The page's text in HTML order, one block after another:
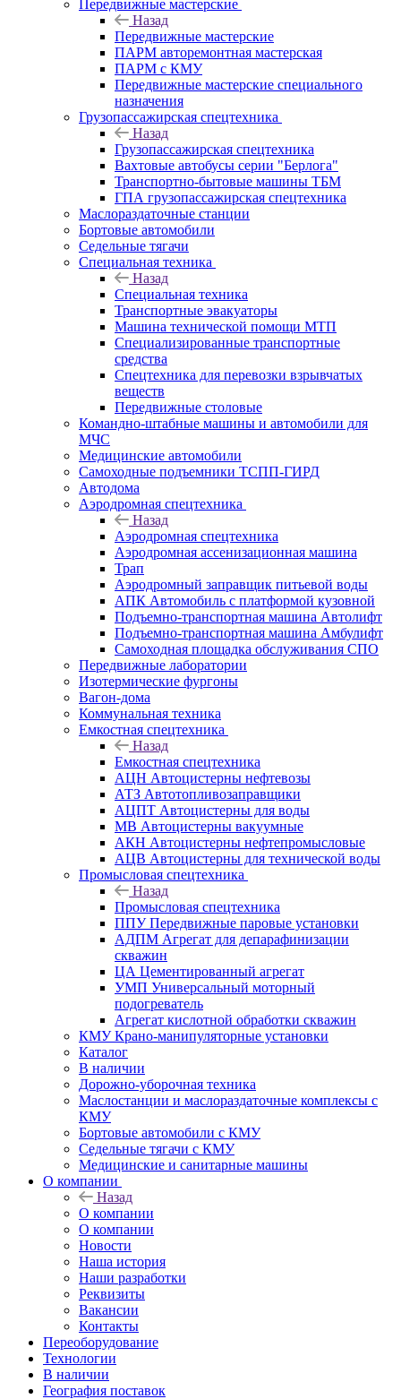
Передвижные мастерские
Назад
Передвижные мастерские
ПАРМ авторемонтная мастерская
ПАРМ с КМУ
Передвижные мастерские специального
назначения
Грузопассажирская спецтехника
Назад
Грузопассажирская спецтехника
Вахтовые автобусы серии "Берлога"
Транспортно-бытовые машины ТБМ
ГПА грузопассажирская спецтехника
Маслораздаточные станции
Бортовые автомобили
Седельные тягачи
Специальная техника
Назад
Специальная техника
Транспортные эвакуаторы
Машина технической помощи МТП
Специализированные транспортные
средства
Спецтехника для перевозки взрывчатых
веществ
Передвижные столовые
Командно-штабные машины и автомобили для
МЧС
Медицинские автомобили
Самоходные подъемники ТСПП-ГИРД
Автодома
Аэродромная спецтехника
Назад
Аэродромная спецтехника
Аэродромная ассенизационная машина
Трап
Аэродромный заправщик питьевой воды
АПК Автомобиль с платформой кузовной
Подъемно-транспортная машина Автолифт
Подъемно-транспортная машина Амбулифт
Самоходная площадка обслуживания СПО
Передвижные лаборатории
Изотермические фургоны
Вагон-дома
Коммунальная техника
Емкостная спецтехника
Назад
Емкостная спецтехника
АЦН Автоцистерны нефтевозы
АТЗ Автотопливозаправщики
АЦПТ Автоцистерны для воды
МВ Автоцистерны вакуумные
АКН Автоцистерны нефтепромысловые
АЦВ Автоцистерны для технической воды
Промысловая спецтехника
Назад
Промысловая спецтехника
ППУ Передвижные паровые установки
АДПМ Агрегат для депарафинизации
скважин
ЦА Цементированный агрегат
УМП Универсальный моторный
подогреватель
Агрегат кислотной обработки скважин
КМУ Крано-манипуляторные установки
Каталог
В наличии
Дорожно-уборочная техника
Маслостанции и маслораздаточные комплексы с
КМУ
Бортовые автомобили с КМУ
Седельные тягачи с КМУ
Медицинские и санитарные машины
О компании
Назад
О компании
О компании
Новости
Наша история
Наши разработки
Реквизиты
Вакансии
Контакты
Переоборудование
Технологии
В наличии
География поставок